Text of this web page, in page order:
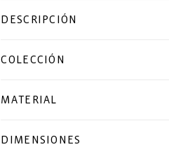
DESCRIPCIÓN
COLECCIÓN
MATERIAL
DIMENSIONES